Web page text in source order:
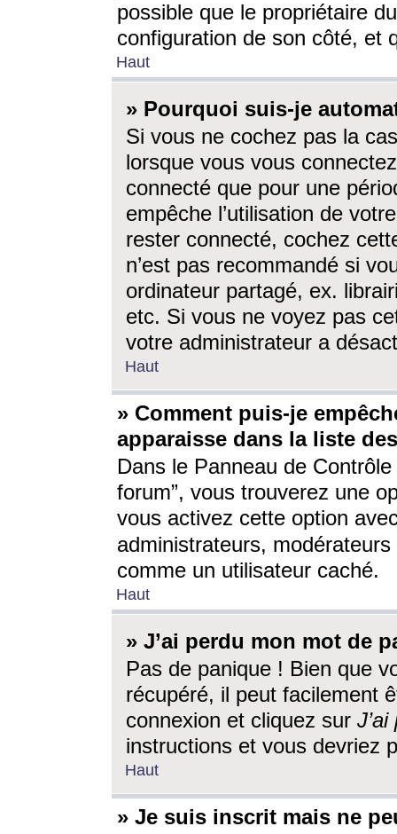
possible que le propriétaire
configuration de son côté, et
Haut
» Pourquoi suis-je
Si vous ne cochez pas la
lorsque vous vous
connecté que pour une
empêche l’utilisation de
rester connecté, cochez
n’est pas recommandé si
ordinateur partagé, ex.
etc. Si vous ne voyez pas
votre administrateur a
Haut
» Comment puis-je
apparaisse dans la liste
Dans le Panneau de
forum”, vous trouverez une
vous activez cette option
administrateurs,
comme un utilisateur caché.
Haut
» J’ai perdu mon mot de
Pas de panique ! Bien que
récupéré, il peut facilement
connexion et cliquez sur
instructions et vous devriez
Haut
» Je suis inscrit mais ne